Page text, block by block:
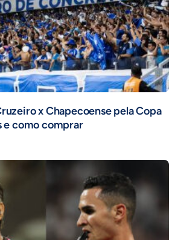
x Chapecoense pela Copa
e como comprar